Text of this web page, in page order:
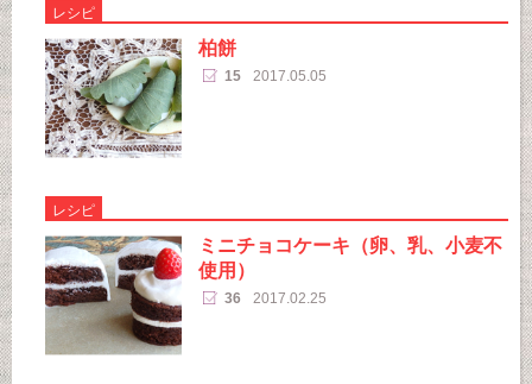
レシピ
柏餅
15 2017.05.05
レシピ
ミニチョコケーキ（卵、乳、小麦不
使用）
36 2017.02.25